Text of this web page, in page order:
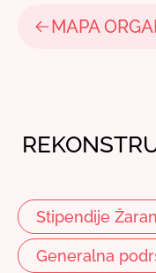
MAPA
Stipendije
Generalna